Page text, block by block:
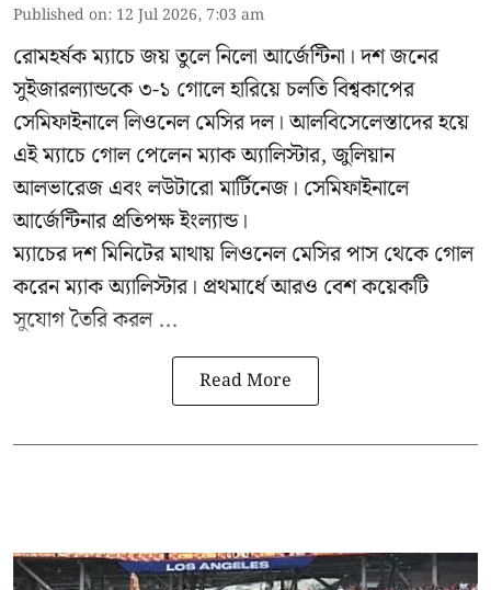
Published on: 12 Jul 2026, 7:03 am
রোমহর্ষক ম্যাচে জয় তুলে নিলো আর্জেন্টিনা। দশ জনের
সুইজারল্যান্ডকে ৩-১ গোলে হারিয়ে চলতি বিশ্বকাপের
সেমিফাইনালে লিওনেল মেসির দল। আলবিসেলেস্তাদের হয়ে
এই ম্যাচে গোল পেলেন ম্যাক অ্যালিস্টার, জুলিয়ান
আলভারেজ এবং লউটারো মার্টিনেজ। সেমিফাইনালে
আর্জেন্টিনার প্রতিপক্ষ ইংল্যান্ড।
ম্যাচের দশ মিনিটের মাথায় লিওনেল মেসির পাস থেকে গোল
করেন ম্যাক অ্যালিস্টার। প্রথমার্ধে আরও বেশ কয়েকটি
সুযোগ তৈরি করল ...
Read More